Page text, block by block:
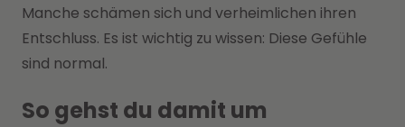
Manche schämen sich und verheimlichen ihren
Entschluss. Es ist wichtig zu wissen: Diese Gefühle
sind normal.
So gehst du damit um